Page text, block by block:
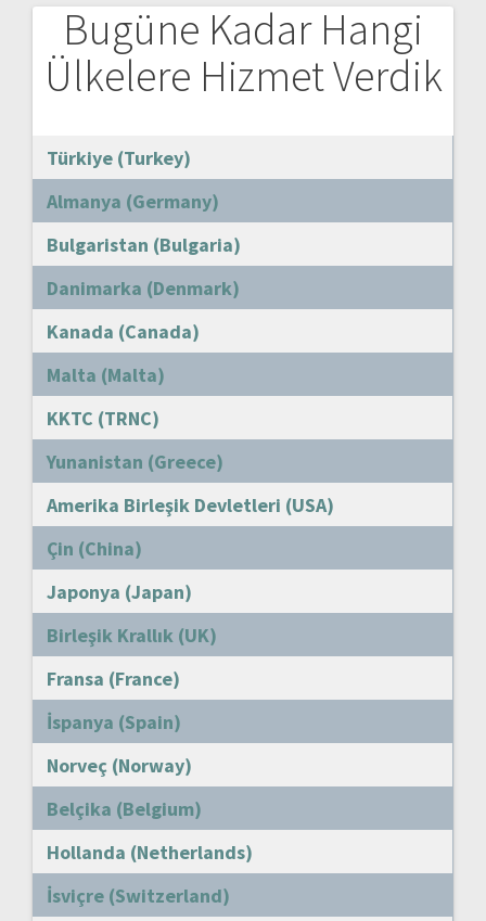
Bugüne Kadar Hangi
Ülkelere Hizmet Verdik
Türkiye (Turkey)
Almanya (Germany)
Bulgaristan (Bulgaria)
Danimarka (Denmark)
Kanada (Canada)
Malta (Malta)
KKTC (TRNC)
Yunanistan (Greece)
Amerika Birleşik Devletleri (USA)
Çin (China)
Japonya (Japan)
Birleşik Krallık (UK)
Fransa (France)
İspanya (Spain)
Norveç (Norway)
Belçika (Belgium)
Hollanda (Netherlands)
İsviçre (Switzerland)